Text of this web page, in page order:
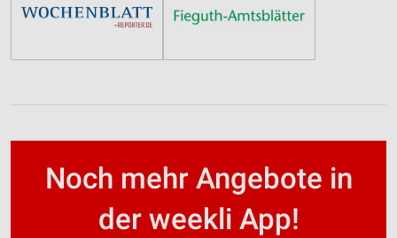
Noch mehr Angebote in
der weekli App!